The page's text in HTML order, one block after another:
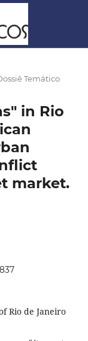
Temático
in Rio
market.
Rio de Janeiro